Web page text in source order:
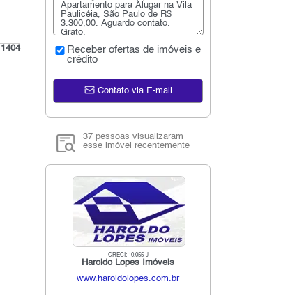
1404
Receber ofertas de imóveis e
crédito
Contato via E-mail
37 pessoas visualizaram
esse imóvel recentemente
CRECI: 10.055-J
Haroldo Lopes Imóveis
www.haroldolopes.com.br